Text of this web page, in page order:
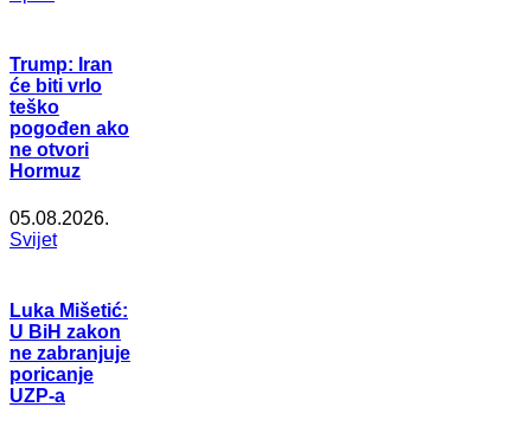
Trump: Iran
će biti vrlo
teško
pogođen ako
ne otvori
Hormuz
05.08.2026.
Svijet
Luka Mišetić:
U BiH zakon
ne zabranjuje
poricanje
UZP-a